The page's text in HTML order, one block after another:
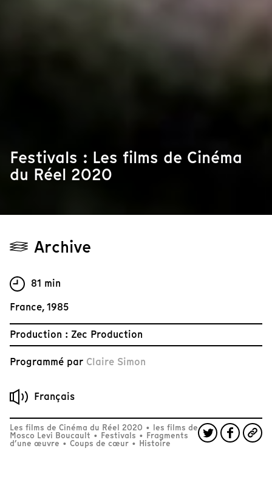
Festivals : Les films de Cinéma
du Réel 2020
Archive
81 min
France, 1985
Production : Zec Production
Programmé par Claire Simon
Français
Les films de Cinéma du Réel 2020 • les films de
Mosco Levi Boucault • Festivals • Fragments
d’une œuvre • Coups de cœur • Histoire